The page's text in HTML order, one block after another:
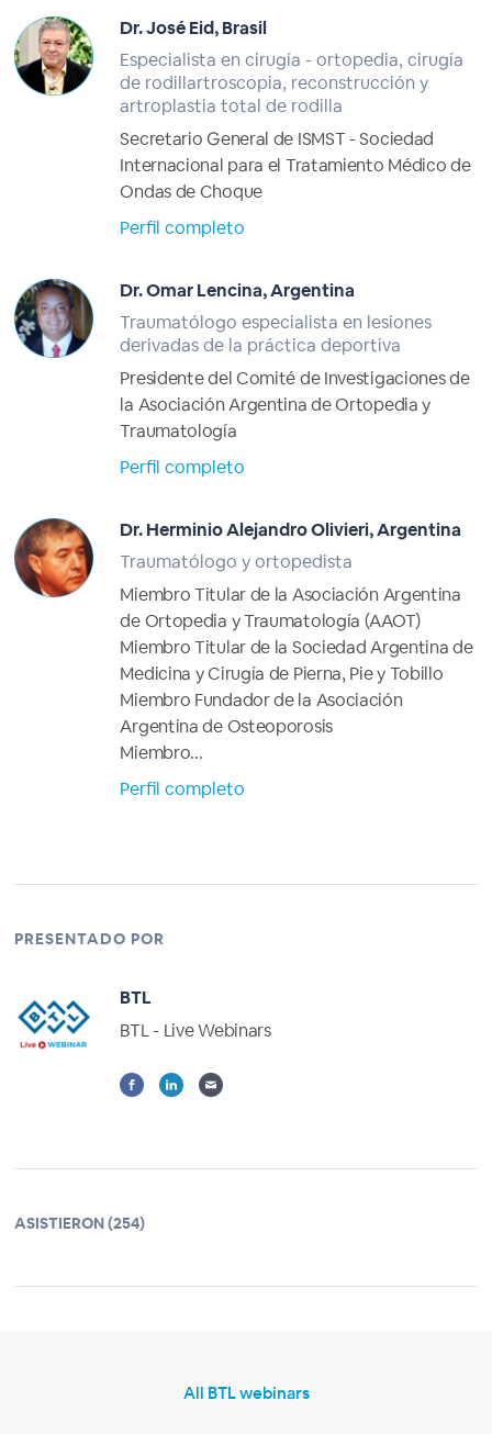
Dr. José Eid, Brasil
Especialista en cirugía - ortopedia, cirugía
de rodillartroscopia, reconstrucción y
artroplastia total de rodilla
Secretario General de ISMST - Sociedad
Internacional para el Tratamiento Médico de
Ondas de Choque
Perfil completo
Dr. Omar Lencina, Argentina
Traumatólogo especialista en lesiones
derivadas de la práctica deportiva
Presidente del Comité de Investigaciones de
la Asociación Argentina de Ortopedia y
Traumatología
Perfil completo
Dr. Herminio Alejandro Olivieri, Argentina
Traumatólogo y ortopedista
Miembro Titular de la Asociación Argentina
de Ortopedia y Traumatología (AAOT)
Miembro Titular de la Sociedad Argentina de
Medicina y Cirugía de Pierna, Pie y Tobillo
Miembro Fundador de la Asociación
Argentina de Osteoporosis
Miembro...
Perfil completo
PRESENTADO POR
BTL
BTL - Live Webinars
ASISTIERON (254)
All BTL webinars